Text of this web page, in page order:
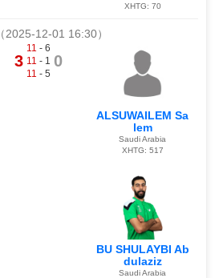
XHTG: 70
（2025-12-01 16:30）
3
11 - 6
11 - 1
11 - 5
0
ALSUWAILEM Sa
lem
Saudi Arabia
XHTG: 517
BU SHULAYBI Ab
dulaziz
Saudi Arabia